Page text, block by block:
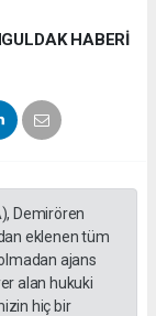
HABERİ
Demirören
eklenen tüm
ajans
alan hukuki
hiç bir